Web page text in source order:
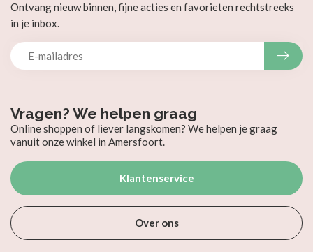
Vragen? We helpen graag
Online shoppen of liever langskomen? We helpen je graag
vanuit onze winkel in Amersfoort.
Klantenservice
Over ons
Ontvang nieuw binnen, fijne acties en favorieten rechtstreeks
in je inbox.